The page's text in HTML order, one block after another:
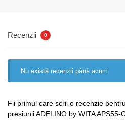
Recenzii 0
Nu există recenzii până acum.
Fii primul care scrii o recenzie
presiunii ADELINO by WITA APS55-